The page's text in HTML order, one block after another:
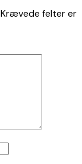
Krævede felter er